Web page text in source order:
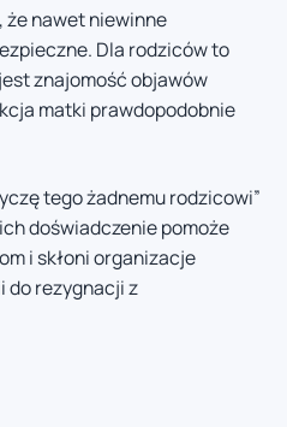
że nawet niewinne
Dla rodziców to
znajomość objawów
matki prawdopodobnie
tego żadnemu rodzicowi”
doświadczenie pomoże
i skłoni organizacje
do rezygnacji z